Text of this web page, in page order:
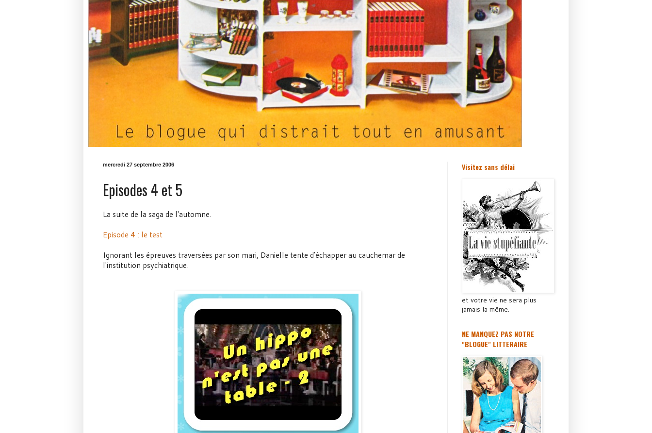
mercredi 27 septembre 2006
Episodes 4 et 5
La suite de la saga de l'automne.
Episode 4 : le test
Ignorant les épreuves traversées par son mari, Danielle tente d'échapper au cauchemar de
l'institution psychiatrique.
Visitez sans délai
et votre vie ne sera plus
jamais la même.
NE MANQUEZ PAS NOTRE
"BLOGUE" LITTERAIRE